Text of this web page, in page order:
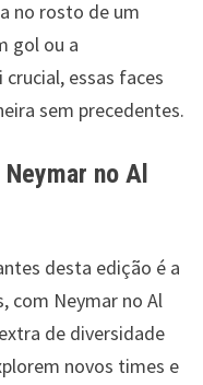
no rosto de um
gol ou a
essas faces
sem precedentes.
no Al
desta edição é a
com Neymar no Al
de diversidade
novos times e